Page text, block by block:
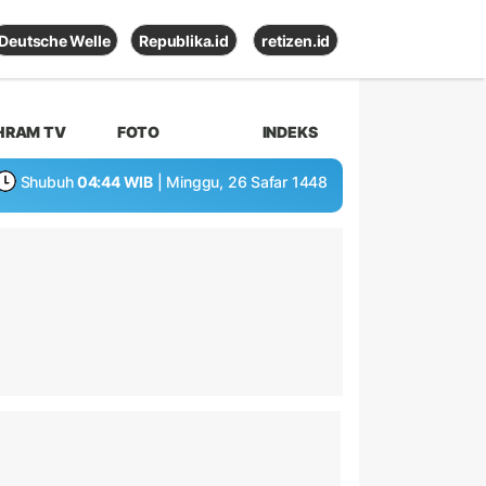
Deutsche Welle Republika.id retizen.id
TV FOTO INDEKS
Shubuh 04:44 WIB | Minggu, 26 Safar 1448